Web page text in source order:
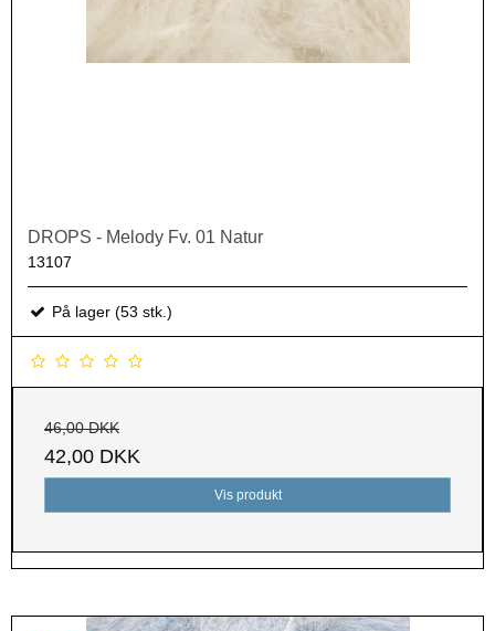
DROPS - Melody Fv. 01 Natur
13107
På lager (53 stk.)
46,00 DKK
42,00 DKK
Vis produkt